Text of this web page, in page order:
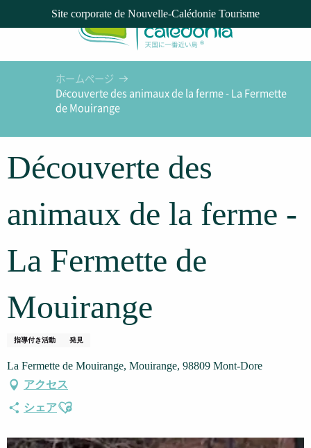
Site corporate de Nouvelle-Calédonie Tourisme
ホームページ
Découverte des animaux de la ferme - La Fermette
de Mouirange
Découverte des
animaux de la ferme -
La Fermette de
Mouirange
指導付き活動 発見
La Fermette de Mouirange, Mouirange, 98809 Mont-Dore
アクセス
シェアAjouter aux favoris